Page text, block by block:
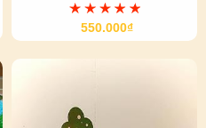
550.000₫